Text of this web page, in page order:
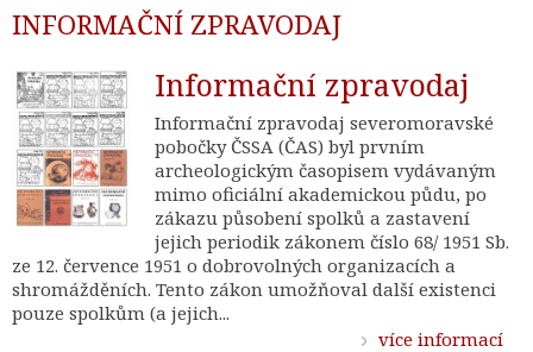
INFORMAČNÍ ZPRAVODAJ
Informační zpravodaj
Informační zpravodaj severomoravské
pobočky ČSSA (ČAS) byl prvním
archeologickým časopisem vydávaným
mimo oficiální akademickou půdu, po
zákazu působení spolků a zastavení
jejich periodik zákonem číslo 68/ 1951 Sb.
ze 12. července 1951 o dobrovolných organizacích a
shromážděních. Tento zákon umožňoval další existenci
pouze spolkům (a jejich...
více informací